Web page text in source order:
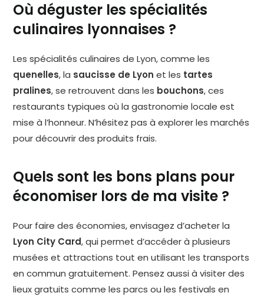
Où déguster les spécialités
culinaires lyonnaises ?
Les spécialités culinaires de Lyon, comme les
quenelles, la saucisse de Lyon et les tartes
pralines, se retrouvent dans les bouchons, ces
restaurants typiques où la gastronomie locale est
mise à l’honneur. N’hésitez pas à explorer les marchés
pour découvrir des produits frais.
Quels sont les bons plans pour
économiser lors de ma visite ?
Pour faire des économies, envisagez d’acheter la
Lyon City Card, qui permet d’accéder à plusieurs
musées et attractions tout en utilisant les transports
en commun gratuitement. Pensez aussi à visiter des
lieux gratuits comme les parcs ou les festivals en